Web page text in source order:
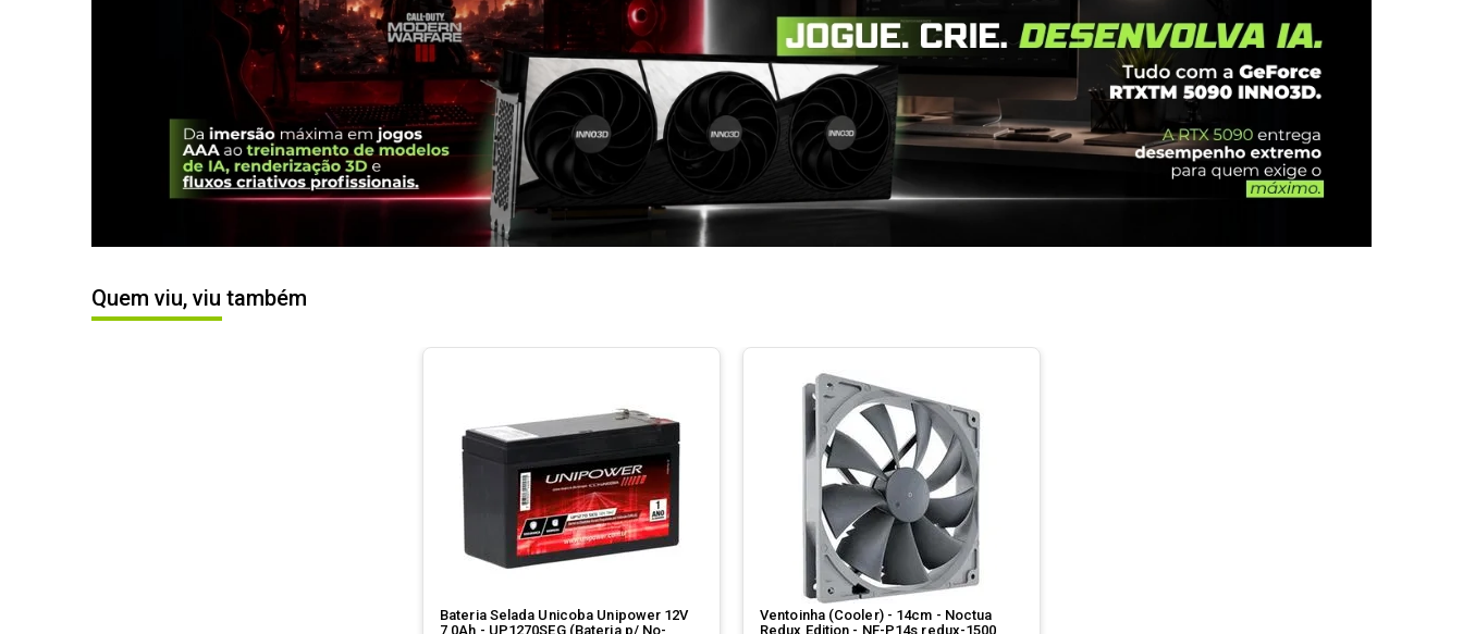
Quem viu, viu também
Bateria Selada Unicoba Unipower 12V
7,0Ah - UP1270SEG (Bateria p/ No-
Ventoinha (Cooler) - 14cm - Noctua
Redux Edition - NF-P14s redux-1500